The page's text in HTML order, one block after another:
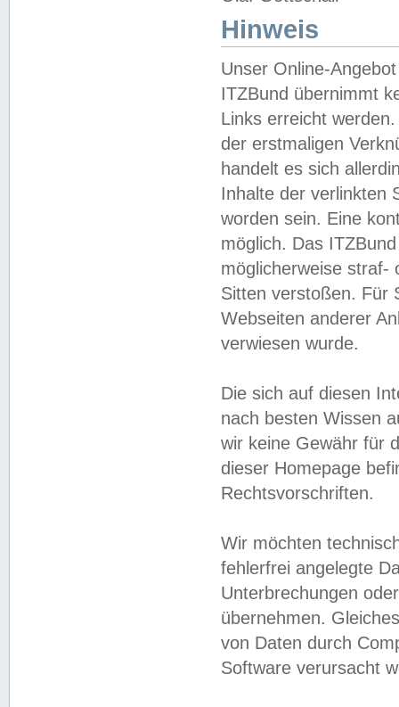
Hinweis
Unser Online-
ITZBund übernimmt
Links erreicht
der erstmaligen
handelt es sich
Inhalte der verlinkten
worden sein. Eine
möglich. Das
möglicherweise straf-
Sitten verstoßen. Für
Webseiten anderer
verwiesen wurde.
Die sich auf diesen
nach besten Wissen
wir keine Gewähr für
dieser Homepage
Rechtsvorschriften.
Wir möchten
fehlerfrei angelegte
Unterbrechungen
übernehmen.
von Daten durch
Software verursacht